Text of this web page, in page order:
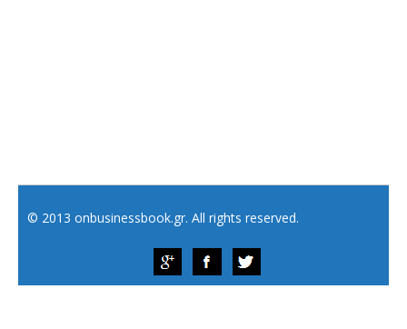
© 2013 onbusinessbook.gr. All rights reserved.